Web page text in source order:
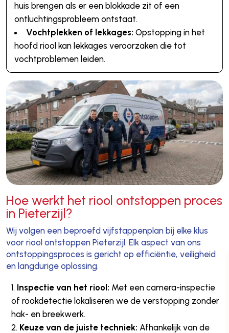
huis brengen als er een blokkade zit of een
ontluchtingsprobleem ontstaat.
Vochtplekken of lekkages: Opstopping in het
hoofd riool kan lekkages veroorzaken die tot
vochtproblemen leiden.
Hoe werkt het riool ontstoppen proces
in Pieterzijl?
Wij volgen een beproefd vijfstappenplan bij elke klus
voor riool ontstoppen Pieterzijl. Elk aspect van ons
ontstoppingsproces is gericht op efficiëntie, veiligheid
en langdurige oplossing.
Inspectie van het riool: Met een camera-inspectie
of rookdetectie lokaliseren we de verstopping zonder
hak- en breekwerk.
Keuze van de juiste techniek: Afhankelijk van de